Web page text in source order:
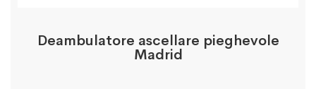
Deambulatore ascellare pieghevole
Madrid